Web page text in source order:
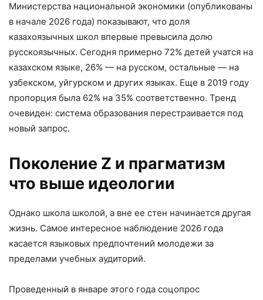
Министерства национальной экономики (опубликованы
в начале 2026 года) показывают, что доля
казахоязычных школ впервые превысила долю
русскоязычных. Сегодня примерно 72% детей учатся на
казахском языке, 26% — на русском, остальные — на
узбекском, уйгурском и других языках. Еще в 2019 году
пропорция была 62% на 35% соответственно. Тренд
очевиден: система образования перестраивается под
новый запрос.
Поколение Z и прагматизм
что выше идеологии
Однако школа школой, а вне ее стен начинается другая
жизнь. Самое интересное наблюдение 2026 года
касается языковых предпочтений молодежи за
пределами учебных аудиторий.
Проведенный в январе этого года соцопрос